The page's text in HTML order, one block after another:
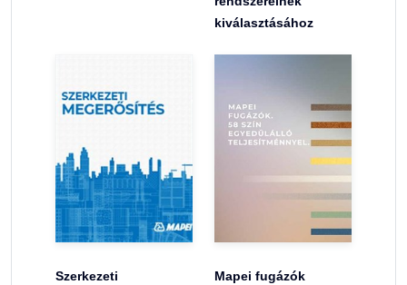
kiválasztásához
Szerkezeti
Mapei fugázók